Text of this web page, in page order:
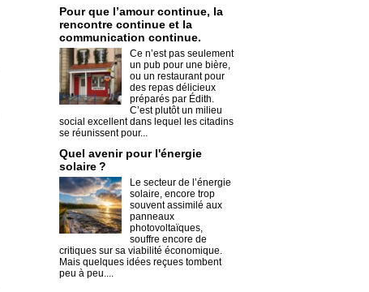
Pour que l’amour continue, la
rencontre continue et la
communication continue.
Ce n’est pas seulement
un pub pour une bière,
ou un restaurant pour
des repas délicieux
préparés par Édith.
C’est plutôt un milieu
social excellent dans lequel les citadins
se réunissent pour...
Quel avenir pour l'énergie
solaire ?
Le secteur de l’énergie
solaire, encore trop
souvent assimilé aux
panneaux
photovoltaïques,
souffre encore de
critiques sur sa viabilité économique.
Mais quelques idées reçues tombent
peu à peu....